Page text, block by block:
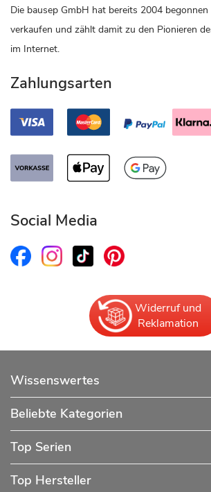
Die bausep GmbH hat bereits 2004
verkaufen und zählt damit zu den Pionieren
im Internet.
Zahlungsarten
Social Media
Widerruf und
Reklamation
Wissenswertes
Beliebte Kategorien
Top Serien
Top Hersteller